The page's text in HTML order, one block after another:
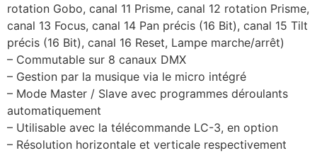
rotation Gobo, canal 11 Prisme, canal 12 rotation Prisme,
canal 13 Focus, canal 14 Pan précis (16 Bit), canal 15 Tilt
précis (16 Bit), canal 16 Reset, Lampe marche/arrêt)
– Commutable sur 8 canaux DMX
– Gestion par la musique via le micro intégré
– Mode Master / Slave avec programmes déroulants
automatiquement
– Utilisable avec la télécommande LC-3, en option
– Résolution horizontale et verticale respectivement